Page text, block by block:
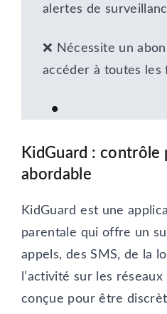
alertes de
❌ Nécessite un
accéder à toutes les
KidGuard : contrôle
abordable
KidGuard est une
parentale qui offre un
appels, des SMS, de la
l’activité sur les
conçue pour être